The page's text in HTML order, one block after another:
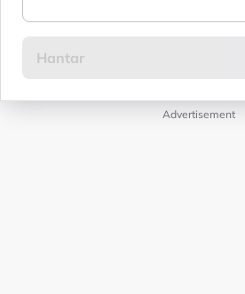
Advertisement